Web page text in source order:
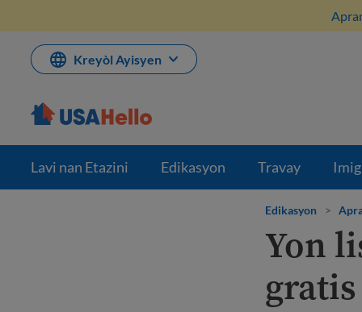
Kreyòl Ayisyen
Lavi nan Etazini Edikasyon Travay
Edikasyon >
Yon